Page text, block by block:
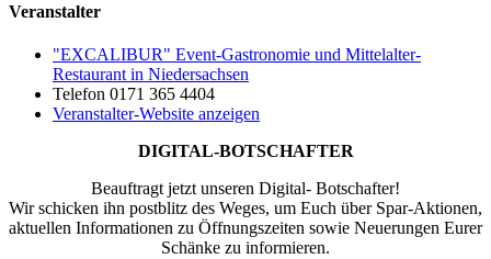
Veranstalter
"EXCALIBUR" Event-Gastronomie und Mittelalter-
Restaurant in Niedersachsen
Telefon 0171 365 4404
Veranstalter-Website anzeigen
DIGITAL-BOTSCHAFTER
Beauftragt jetzt unseren Digital- Botschafter!
Wir schicken ihn postblitz des Weges, um Euch über Spar-Aktionen,
aktuellen Informationen zu Öffnungszeiten sowie Neuerungen Eurer
Schänke zu informieren.